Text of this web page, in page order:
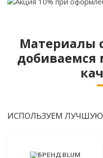
Материалы
добиваемся
ИСПОЛЬЗУЕМ ЛУЧШУЮ